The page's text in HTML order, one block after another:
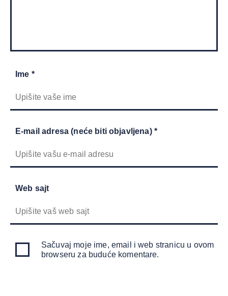
Ime *
E-mail adresa (neće biti objavljena) *
Web sajt
Sačuvaj moje ime, email i web stranicu u ovom
browseru za buduće komentare.